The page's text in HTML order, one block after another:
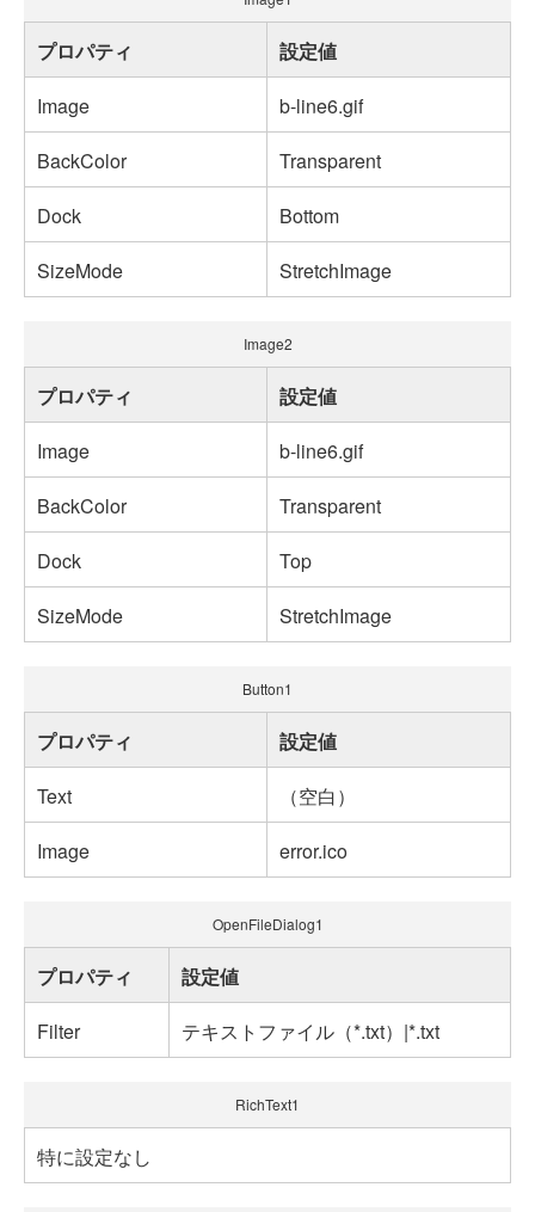
プロパティ
設定値
Image
b-line6.gif
BackColor
Transparent
Dock
Bottom
SizeMode
StretchImage
Image2
プロパティ
設定値
Image
b-line6.gif
BackColor
Transparent
Dock
Top
SizeMode
StretchImage
Button1
プロパティ
設定値
Text
（空白）
Image
error.ico
OpenFileDialog1
プロパティ
設定値
Filter
テキストファイル（*.txt）|*.txt
RichText1
特に設定なし